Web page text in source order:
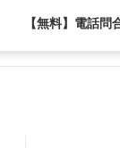
【無料】電話問